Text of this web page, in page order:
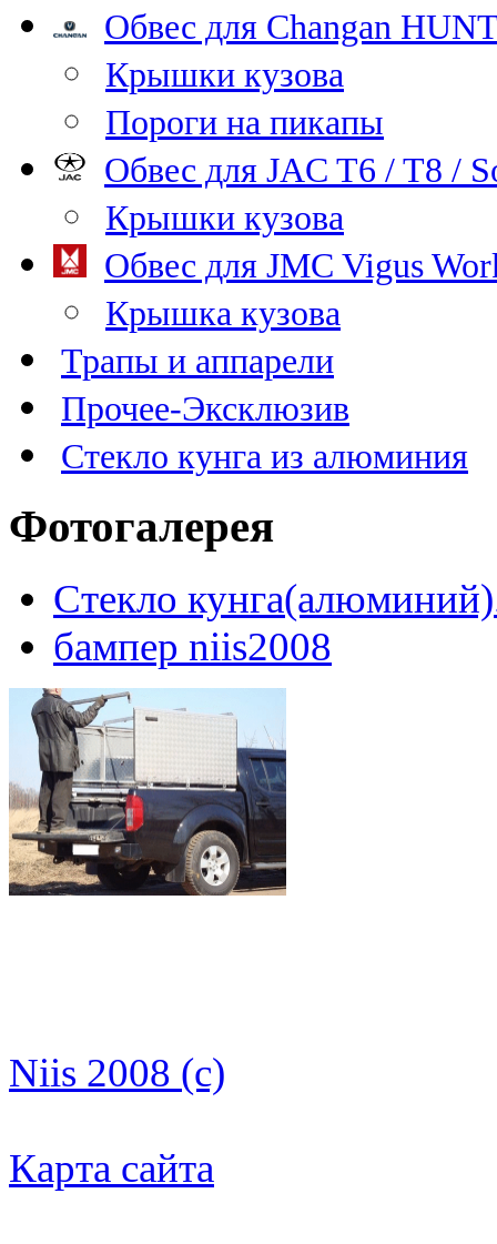
Обвес для Changan
Крышки кузова
Пороги на пикапы
Обвес для JAC T6 / T8 /
Крышки кузова
Обвес для JMC Vigus
Крышка кузова
Трапы и аппарели
Прочее-Эксклюзив
Стекло кунга из алюминия
Фотогалерея
Стекло
бампер niis2008
Niis 2008 (c)
Карта сайта